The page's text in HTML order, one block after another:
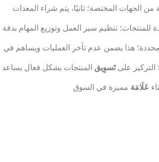
الجهات المختصة؛ ثانيًا، يتم شراء المعدات
للمنتجات؛ تنظيم سير العمل وتوزيع المهام بدقة
محددة؛ هذا يضمن عدم تأخر العمليات ويساهم في
التركيز علىتَسوِيق المنتجات بشكل فعال يساعد
عَلَامَة